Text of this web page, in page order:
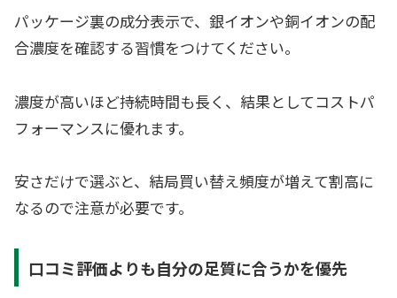
パッケージ裏の成分表示で、銀イオンや銅イオンの配
合濃度を確認する習慣をつけてください。
濃度が高いほど持続時間も長く、結果としてコストパ
フォーマンスに優れます。
安さだけで選ぶと、結局買い替え頻度が増えて割高に
なるので注意が必要です。
口コミ評価よりも自分の足質に合うかを優先